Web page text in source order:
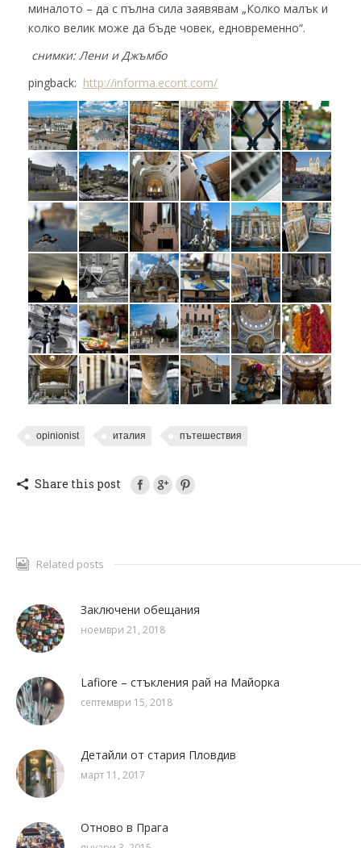
миналото – да с пълна сила заявявам „Колко малък и
колко велик може да бъде човек, едновременно“.
снимки: Лени и Джъмбо
pingback: http://informa.econt.com/
opinionist италия пътешествия
Share this post
Related posts
Заключени обещания
ноември 21, 2018
Lafiore – стъкления рай на Майорка
септември 15, 2018
Детайли от стария Пловдив
март 11, 2017
Отново в Прага